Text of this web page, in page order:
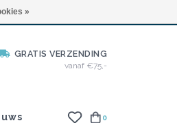
GRATIS VERZENDING
vanaf €75,-
0
»